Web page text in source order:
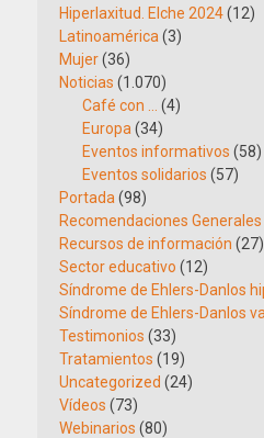
Hiperlaxitud. Elche 2024(12)
Latinoamérica (3)
Mujer(36)
Noticias (1.070)
Café con …
(4)
Europa (34)
Eventos informativos (58)
Eventos solidarios (57)
Portada (98)
Recomendaciones Generales
Recursos de información (27)
Sector educativo (12)
Síndrome de Ehlers-Danlos
Síndrome de Ehlers-Danlos
Testimonios (33)
Tratamientos (19)
Uncategorized (24)
Vídeos (73)
Webinarios (80)